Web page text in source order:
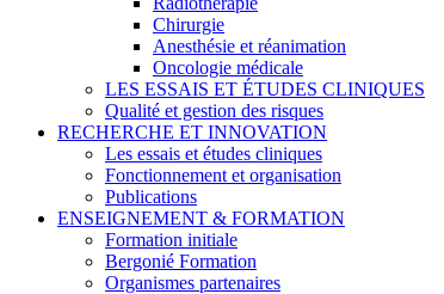
Chirurgie
Anesthésie et réanimation
Oncologie médicale
LES ESSAIS ET ÉTUDES CLINIQUES
Qualité et gestion des risques
RECHERCHE ET INNOVATION
Les essais et études cliniques
Fonctionnement et organisation
Publications
ENSEIGNEMENT & FORMATION
Formation initiale
Bergonié Formation
Organismes partenaires